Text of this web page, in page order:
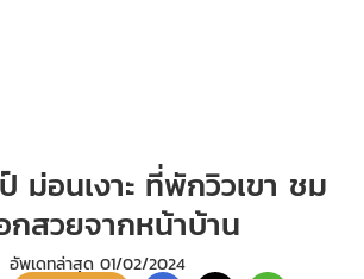
ม่อนเงาะ ที่พักวิวเขา ชม
กสวยจากหน้าบ้าน
อัพเดทล่าสุด 01/02/2024